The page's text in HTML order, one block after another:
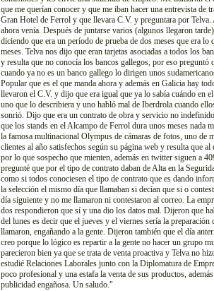
que me querían conocer y que me iban hacer una entrevista de
Gran Hotel de Ferrol y que llevara C.V. y preguntara por
ahora venía. Después de juntarse varios (algunos llegaron
diciendo que era un período de prueba de dos meses que era
meses. Telva nos dijo que eran tarjetas asociadas a todos los
y resulta que no conocía los bancos gallegos, por eso
cuando ya no es un banco gallego lo dirigen unos
Popular que es el que manda ahora y además en Galicia hay
llevaron el C.V. y dijo que era igual que ya lo sabía cuándo en
uno que lo describiera y uno habló mal de Iberdrola cuando
sonrió. Dijo que era un contrato de obra y servicio no
que los stands en el Alcampo de Ferrol dura unos meses nada
la famosa multinacional Olympus de cámaras de fotos, uno de
clientes al año satisfechos según su página web y resulta que
por lo que sospecho que mienten, además en twitter siguen a
pregunté que por el tipo de contrato daban de Alta en la
como si todos conociesen el tipo de contrato que es dando
la selección el mismo día que llamaban si decían que si o
día siguiente y no me llamaron ni contestaron al correo. La
dos respondieron que sí y una dio los datos mal. Dijeron que
del lunes es decir que el jueves y el viernes sería la
llamaron, engañando a la gente. Dijeron también que el día
creo porque lo lógico es repartir a la gente no hacer un grupo
parecieron bien ya que se trata de venta proactiva y Telva no
estudié Relaciones Laborales junto con la Diplomatura de
poco profesional y una estafa la venta de sus productos,
publicidad engañosa. Un saludo."